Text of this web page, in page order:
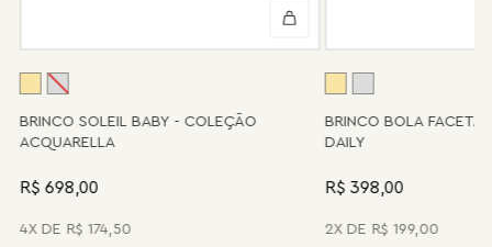
disposição para orientá-la e oferecer a melhor alternativa
BRINCO SOLEIL BABY - COLEÇÃO
ACQUARELLA
R$ 698,00
4 R$ 174,50
BRINCO BOLA
DAILY
R$ 398,00
2 R$ 199,00